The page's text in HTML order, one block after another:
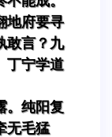
地府要寻
敢言？九
丁宁学道
。纯阳复
无毛猛